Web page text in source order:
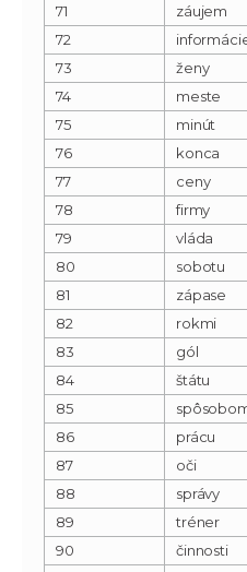
71
záujem
72
73
ženy
74
meste
75
minút
76
konca
77
ceny
78
firmy
79
vláda
80
sobotu
81
zápase
82
rokmi
83
gól
84
štátu
85
86
prácu
87
oči
88
správy
89
tréner
90
činnosti